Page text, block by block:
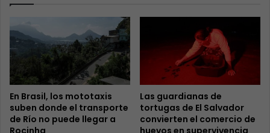
En Brasil, los mototaxis
suben donde el transporte
de Río no puede llegar a
Las guardianas de
tortugas de El Salvador
convierten el comercio de